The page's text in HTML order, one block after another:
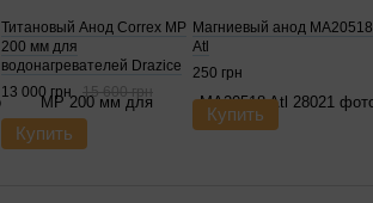
Титановый Анод Correx MP
200 мм для
водонагревателей Drazice
13 000 грн
15 600 грн
Купить
Магниевый анод MA20518
Atl
250 грн
Купить